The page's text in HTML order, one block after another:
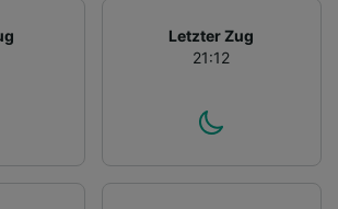
Letzter Zug
21:12